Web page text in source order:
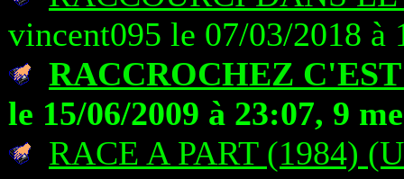
vincent095 le 07/03/2018 à
RACCROCHEZ
le 15/06/2009 à 23:07, 9
RACE A PART (1984)